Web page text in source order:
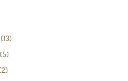
1313
55
tuotetta
22